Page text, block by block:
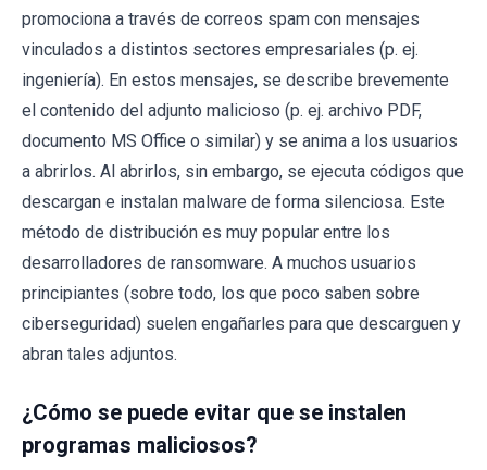
promociona a través de correos spam con mensajes
vinculados a distintos sectores empresariales (p. ej.
ingeniería). En estos mensajes, se describe brevemente
el contenido del adjunto malicioso (p. ej. archivo PDF,
documento MS Office o similar) y se anima a los usuarios
a abrirlos. Al abrirlos, sin embargo, se ejecuta códigos que
descargan e instalan malware de forma silenciosa. Este
método de distribución es muy popular entre los
desarrolladores de ransomware. A muchos usuarios
principiantes (sobre todo, los que poco saben sobre
ciberseguridad) suelen engañarles para que descarguen y
abran tales adjuntos.
¿Cómo se puede evitar que se instalen
programas maliciosos?